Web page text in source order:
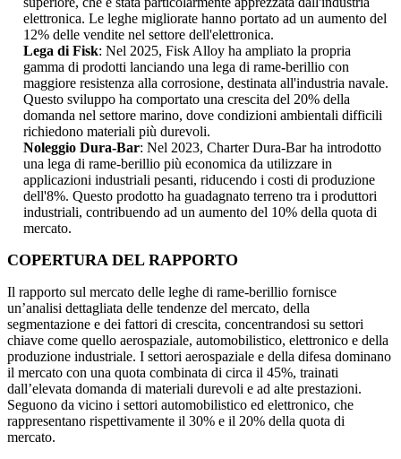
elettronica. Le leghe migliorate hanno portato ad un aumento del
12% delle vendite nel settore dell'elettronica.
Lega di Fisk: Nel 2025, Fisk Alloy ha ampliato la propria
gamma di prodotti lanciando una lega di rame-berillio con
maggiore resistenza alla corrosione, destinata all'industria navale.
Questo sviluppo ha comportato una crescita del 20% della
domanda nel settore marino, dove condizioni ambientali difficili
richiedono materiali più durevoli.
Noleggio Dura-Bar: Nel 2023, Charter Dura-Bar ha introdotto
una lega di rame-berillio più economica da utilizzare in
applicazioni industriali pesanti, riducendo i costi di produzione
dell'8%. Questo prodotto ha guadagnato terreno tra i produttori
industriali, contribuendo ad un aumento del 10% della quota di
mercato.
COPERTURA DEL RAPPORTO
Il rapporto sul mercato delle leghe di rame-berillio fornisce
un’analisi dettagliata delle tendenze del mercato, della
segmentazione e dei fattori di crescita, concentrandosi su settori
chiave come quello aerospaziale, automobilistico, elettronico e della
produzione industriale. I settori aerospaziale e della difesa dominano
il mercato con una quota combinata di circa il 45%, trainati
dall’elevata domanda di materiali durevoli e ad alte prestazioni.
Seguono da vicino i settori automobilistico ed elettronico, che
rappresentano rispettivamente il 30% e il 20% della quota di
mercato.